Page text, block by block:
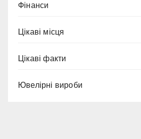
Фінанси
Цікаві місця
Цікаві факти
Ювелірні вироби